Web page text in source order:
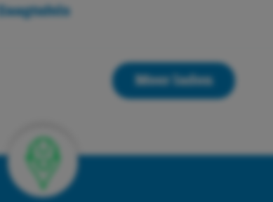
Zaagtafels
Meer laden